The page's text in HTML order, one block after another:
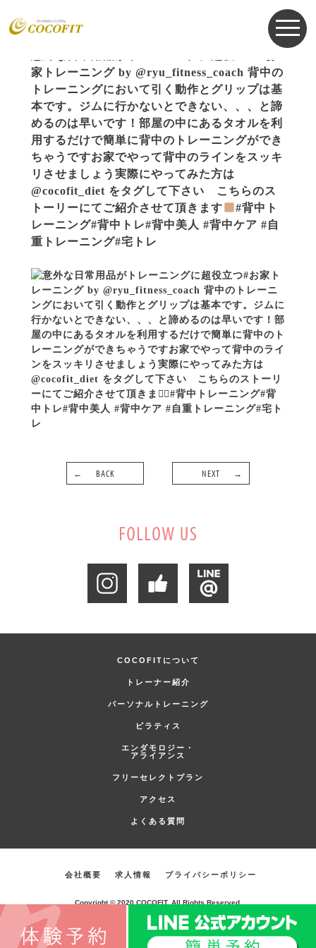
2021.11.04
NEWS
家トレーニング by @ryu_fitness_coach 背中の
トレーニングにおいて引く動作とグリップは基
本です。ジムに行かないとできない、、、と諦
めるのは早いです！部屋の中にあるタオルを利
用するだけで簡単に背中のトレーニングができ
ちゃうですお家でやって背中のラインをスッキ
リさせましょう実際にやってみた方は
@cocofit_diet をタグして下さい こちらのス
トーリーにてご紹介させて頂きます
#背中ト
レーニング#背中トレ#背中美人 #背中ケア #自
重トレーニング#宅トレ
BACK NEXT
COCOFITについて
トレーナー紹介
パーソナルトレーニング
ピラティス
エンダモロジー・
アライアンス
フリーセレクトプラン
アクセス
よくある質問
会社概要 求人情報 プライバシーポリシー
Copyright © 2020 COCOFIT. All Rights Reserved.